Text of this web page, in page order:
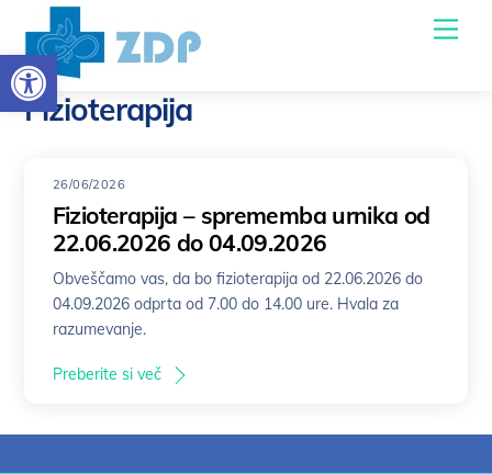
Open toolbar
osrednje
vsebine
Fizioterapija
26/06/2026
Fizioterapija – sprememba urnika od
22.06.2026 do 04.09.2026
Obveščamo vas, da bo fizioterapija od 22.06.2026 do
04.09.2026 odprta od 7.00 do 14.00 ure. Hvala za
razumevanje.
Preberite si več